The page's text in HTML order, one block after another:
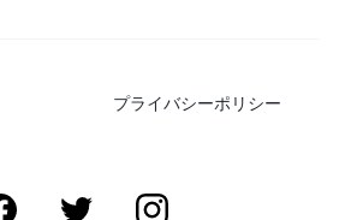
プライバシーポリシー